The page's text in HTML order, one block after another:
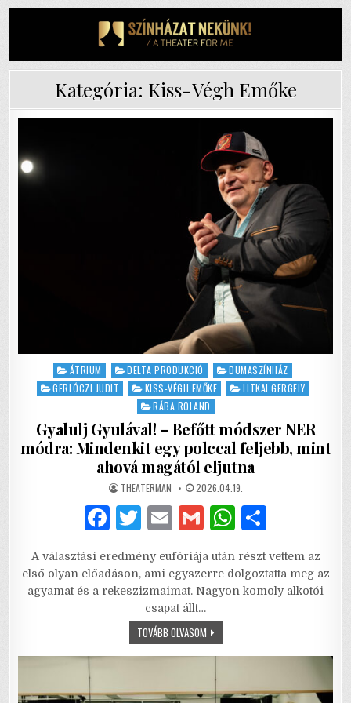
Kategória: Kiss-Végh Emőke
Posted
in
ÁTRIUM DELTA PRODUKCIÓ
DUMASZÍNHÁZ
GERLÓCZI JUDIT
KISS-VÉGH EMŐKE
LITKAI GERGELY
RÁBA ROLAND
Gyalulj Gyulával! – Befőtt módszer NER
módra: Mindenkit egy polccal feljebb, mint
ahová magától eljutna
AUTHOR:
THEATERMAN PUBLISHED
DATE:
2026.04.19.
F
c
e
b
k
T
it
te
r
E
ai
l
G
ai
l
W
at
s
ar
e
A választási eredmény eufóriája után részt vettem az
első olyan előadáson, ami egyszerre dolgoztatta meg az
agyamat és a rekeszizmaimat. Nagyon komoly alkotói
csapat állt…
TOVÁBB OLVASOMGYALULJ
GYULÁVAL!
–
NER
MÓDRA: